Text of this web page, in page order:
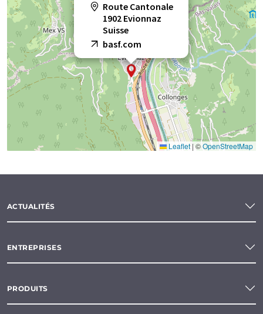
Route Cantonale
1902 Evionnaz
Suisse
basf.com
Leaflet | ©OpenStreetMap
ACTUALITÉS
ENTREPRISES
PRODUITS